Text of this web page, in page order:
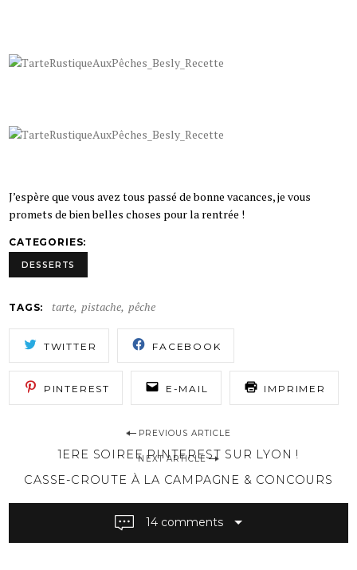
J’espère que vous avez tous passé de bonne vacances, je vous
promets de bien belles choses pour la rentrée !
CATEGORIES
DESSERTS
TAGS tarte pistache pêche
TWITTER FACEBOOK
PINTEREST E-MAIL IMPRIMER
PREVIOUS ARTICLE
1ERE SOIREE PINTEREST SUR LYON !
NEXT ARTICLE
CASSE-CROUTE À LA CAMPAGNE & CONCOURS
14 comments